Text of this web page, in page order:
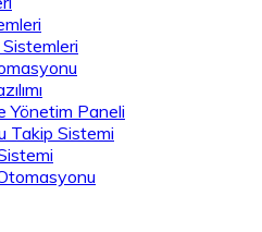
Yönetim Paneli
Takip Sistemi